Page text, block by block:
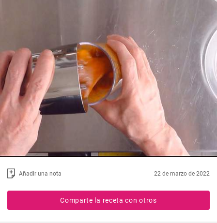
Añadir una nota 22 de marzo de 2022
Comparte la receta con otros